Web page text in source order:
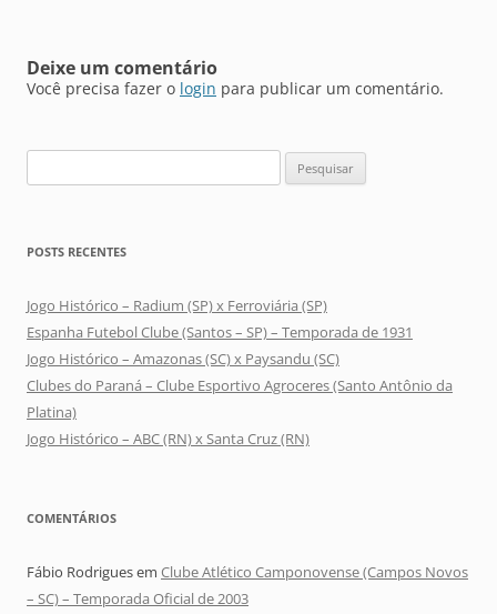
Deixe um comentário
Você precisa fazer o login para publicar um comentário.
por:
POSTS RECENTES
Jogo Histórico – Radium (SP) x Ferroviária (SP)
Espanha Futebol Clube (Santos – SP) – Temporada de 1931
Jogo Histórico – Amazonas (SC) x Paysandu (SC)
Clubes do Paraná – Clube Esportivo Agroceres (Santo Antônio da
Platina)
Jogo Histórico – ABC (RN) x Santa Cruz (RN)
COMENTÁRIOS
Fábio Rodriguesem Clube Atlético Camponovense (Campos Novos
– SC) – Temporada Oficial de 2003